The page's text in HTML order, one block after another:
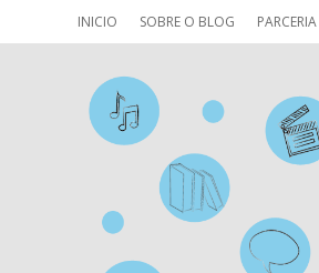
INICIO SOBRE O BLOG PARCERIA